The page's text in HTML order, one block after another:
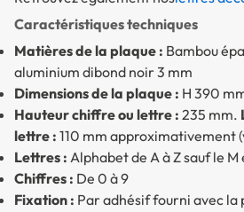
Caractéristiques techniques
Matières de la plaque : Bambou
aluminium dibond noir 3 mm
Dimensions de la plaque : H 390
Hauteur chiffre ou lettre : 235 mm.
lettre : 110 mm approximativement
Lettres : Alphabet de A à Z sauf le M
Chiffres : De 0 à 9
Fixation : Par adhésif fourni avec la